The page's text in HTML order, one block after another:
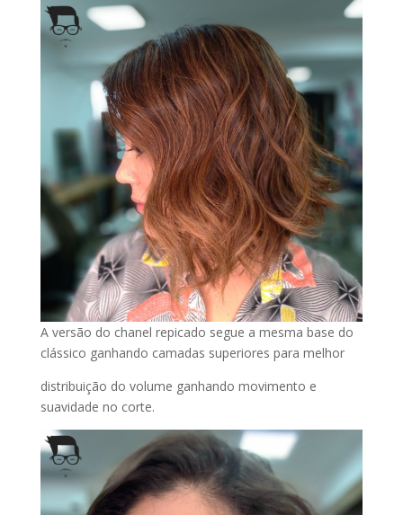
A versão do chanel repicado segue a mesma base do
clássico ganhando camadas superiores para melhor
distribuição do volume ganhando movimento e
suavidade no corte.